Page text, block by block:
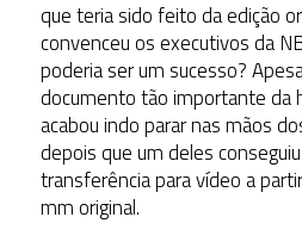
que teria sido feito da edição
convenceu os executivos da
poderia ser um sucesso?
documento tão importante da
acabou indo parar nas mãos
depois que um deles
transferência para vídeo a
mm original.